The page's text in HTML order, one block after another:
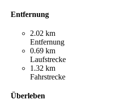
Entfernung
2.02 km
Entfernung
0.69 km
Laufstrecke
1.32 km
Fahrstrecke
Überleben